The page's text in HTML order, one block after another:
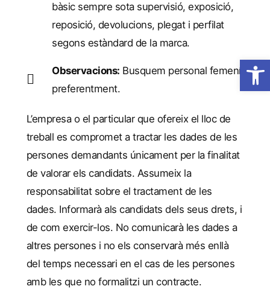
bàsic sempre sota supervisió, exposició,
reposició, devolucions, plegat i perfilat
segons estàndard de la marca.
Observacions: Busquem personal femení
preferentment.
L’empresa o el particular que ofereix el lloc de
treball es compromet a tractar les dades de les
persones demandants únicament per la finalitat
de valorar els candidats. Assumeix la
responsabilitat sobre el tractament de les
dades. Informarà als candidats dels seus drets, i
de com exercir-los. No comunicarà les dades a
altres persones i no els conservarà més enllà
del temps necessari en el cas de les persones
amb les que no formalitzi un contracte.
Obre